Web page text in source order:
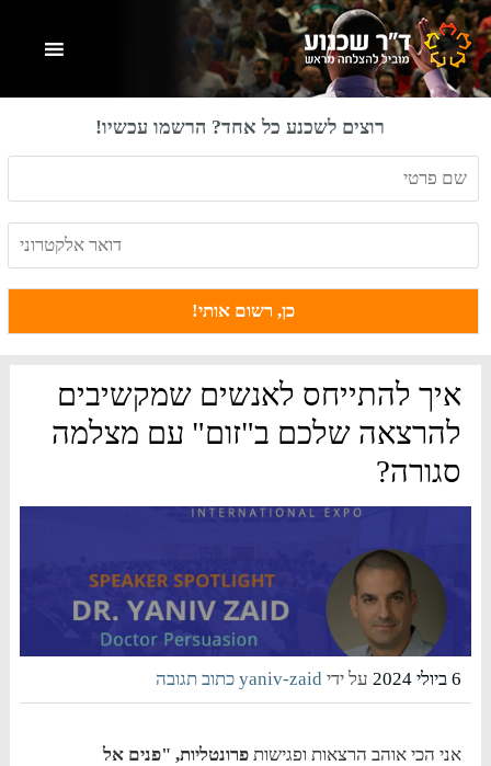
Skip
to
main
Skip
to
primary
Skip
to
footer
רוצים לשכנע כל אחד? הרשמו עכשיו!
איך להתייחס לאנשים שמקשיבים
להרצאה שלכם ב"זום" עם מצלמה
סגורה?
6 ביולי 2024 על ידי yaniv-zaid כתוב תגובה
אני הכי אוהב הרצאות ופגישות פרונטליות, "פנים אל